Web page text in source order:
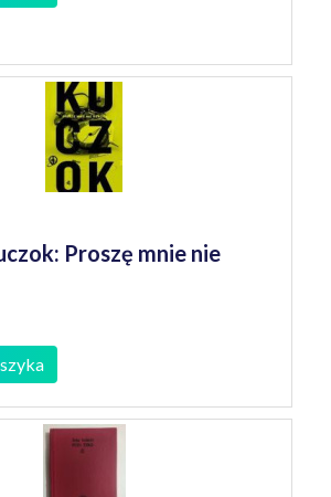
Proszę mnie nie